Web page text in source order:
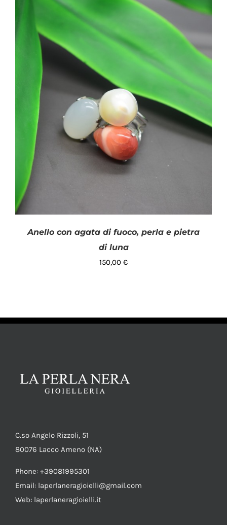
PRODOTTI
CONTATTI
Categorie prodotto
Anelli
(1)
Disponibile
Anello con agata di fuoco, perla e pietra
di luna
150,00 €
C.so Angelo Rizzoli, 51
80076 Lacco Ameno (NA)
Phone: +39081995301
Email: laperlaneragioielli@gmail.com
Web: laperlaneragioielli.it